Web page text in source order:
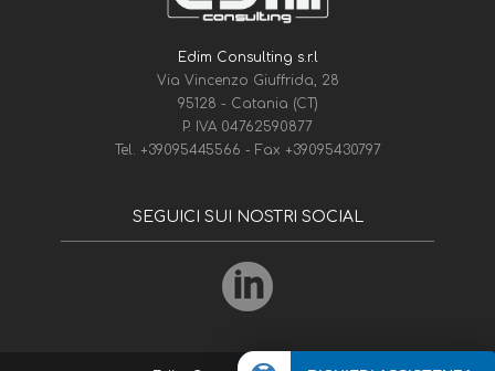
Edim Consulting s.r.l
Via Vincenzo Giuffrida, 28
95128 - Catania (CT)
P. IVA 04762590877
Tel. +39095445566 - Fax +39095430797
SEGUICI SUI NOSTRI SOCIAL